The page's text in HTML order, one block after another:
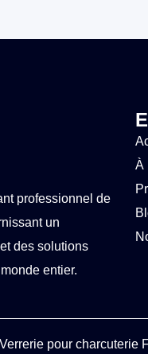
professionnel de
un
des solutions
entier.
À
Verrerie pour charcuterie